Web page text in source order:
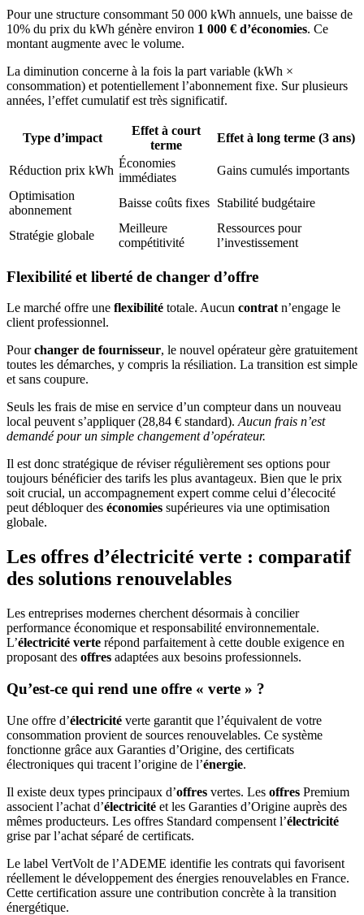
Pour une structure consommant 50 000 kWh annuels, une baisse de
10% du prix du kWh génère environ 1 000 € d’économies. Ce
montant augmente avec le volume.
La diminution concerne à la fois la part variable (kWh ×
consommation) et potentiellement l’abonnement fixe. Sur plusieurs
années, l’effet cumulatif est très significatif.
Type d’impact
Effet à court
terme
Effet à long terme (3 ans)
Réduction prix kWh
Économies
immédiates
Gains cumulés importants
Optimisation
abonnement
Baisse coûts fixes Stabilité budgétaire
Stratégie globale
Meilleure
compétitivité
Ressources pour
l’investissement
Flexibilité et liberté de changer d’offre
Le marché offre une flexibilité totale. Aucun contratn’engage le
client professionnel.
Pourchanger de fournisseur, le nouvel opérateur gère gratuitement
toutes les démarches, y compris la résiliation. La transition est simple
et sans coupure.
Seuls les frais de mise en service d’un compteur dans un nouveau
local peuvent s’appliquer (28,84 € standard).Aucun frais n’est
demandé pour un simple changement d’opérateur.
Il est donc stratégique de réviser régulièrement ses options pour
toujours bénéficier des tarifs les plus avantageux. Bien que le prix
soit crucial, un accompagnement expert comme celui d’élecocité
peut débloquer des économies supérieures via une optimisation
globale.
Les offres d’électricité verte : comparatif
des solutions renouvelables
Les entreprises modernes cherchent désormais à concilier
performance économique et responsabilité environnementale.
L’électricité verte répond parfaitement à cette double exigence en
proposant des offres adaptées aux besoins professionnels.
Qu’est-ce qui rend une offre « verte » ?
Une offre d’électricité verte garantit que l’équivalent de votre
consommation provient de sources renouvelables. Ce système
fonctionne grâce aux Garanties d’Origine, des certificats
électroniques qui tracent l’origine de l’énergie.
Il existe deux types principaux d’offres vertes. Les offres Premium
associent l’achat d’électricité et les Garanties d’Origine auprès des
mêmes producteurs. Les offres Standard compensent l’électricité
grise par l’achat séparé de certificats.
Le label VertVolt de l’ADEME identifie les contrats qui favorisent
réellement le développement des énergies renouvelables en France.
Cette certification assure une contribution concrète à la transition
énergétique.